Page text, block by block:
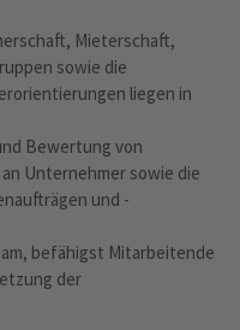
Mieterschaft,
sowie die
liegen in
Bewertung von
Unternehmer sowie die
und -
befähigst Mitarbeitende
der